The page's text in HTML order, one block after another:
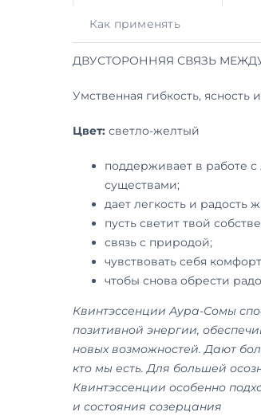
Как применять
ДВУСТОРОННЯЯ СВЯЗЬ
Умственная гибкость, ясность
Цвет:светло-желтый
поддерживает в работе
существами;
дает легкость и радость
пусть светит твой
связь с природой;
чувствовать себя
чтобы снова обрести
Квинтэссенции Аура-Сомы
позитивной энергии,
новых возможностей. Дают
кто мы есть. Для большей
Квинтэссенции особенно
и состояния созерцания